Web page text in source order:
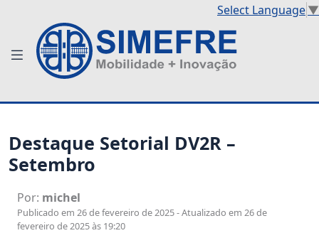
Select Language▼
Destaque Setorial DV2R –
Setembro
Por: michel
Publicado em 26 de fevereiro de 2025 - Atualizado em 26 de
fevereiro de 2025 às 19:20